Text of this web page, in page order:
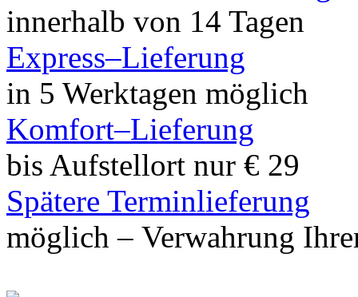
innerhalb von 14 Tagen
Express–Lieferung
in 5 Werktagen möglich
Komfort–Lieferung
bis Aufstellort nur € 29
Spätere Terminlieferung
möglich – Verwahrung